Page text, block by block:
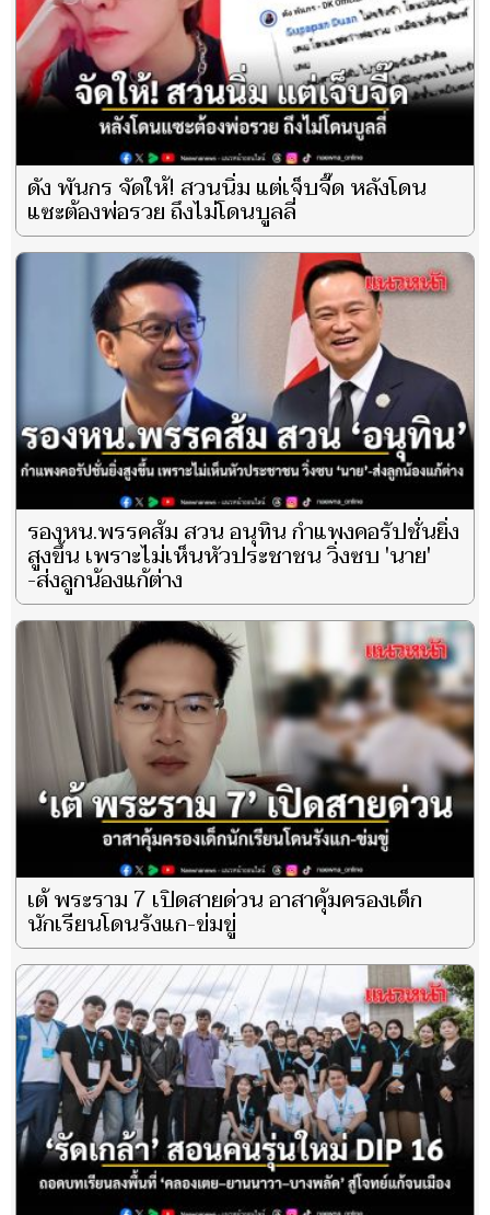
ดัง พันกร จัดให้! สวนนิ่ม แต่เจ็บจี๊ด หลังโดน
แซะต้องพ่อรวย ถึงไม่โดนบูลลี่
รองหน.พรรคส้ม สวน อนุทิน กำแพงคอรัปชั่นยิ่ง
สูงขึ้น เพราะไม่เห็นหัวประชาชน วิ่งซบ 'นาย'
-ส่งลูกน้องแก้ต่าง
เต้ พระราม 7 เปิดสายด่วน อาสาคุ้มครองเด็ก
นักเรียนโดนรังแก-ข่มขู่